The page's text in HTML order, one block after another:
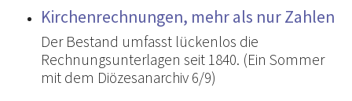
Kirchenrechnungen, mehr als nur Zahlen
Der Bestand umfasst lückenlos die
Rechnungsunterlagen seit 1840. (Ein Sommer
mit dem Diözesanarchiv 6/9)